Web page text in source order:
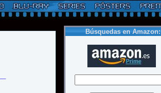
Búsquedas en Amazon: